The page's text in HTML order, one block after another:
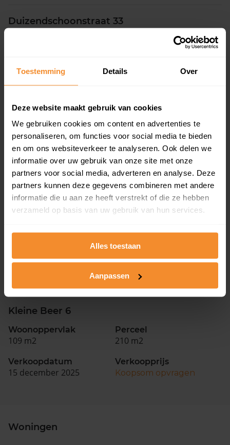
Toestemming Details Over
Deze website maakt gebruik van cookies
We gebruiken cookies om content en advertenties te
personaliseren, om functies voor social media te bieden
en om ons websiteverkeer te analyseren. Ook delen we
informatie over uw gebruik van onze site met onze
partners voor social media, adverteren en analyse. Deze
partners kunnen deze gegevens combineren met andere
informatie die u aan ze heeft verstrekt of die ze hebben
verzameld op basis van uw gebruik van hun services.
Alles toestaan
Aanpassen
Duizendschoonstraat 33
Verkoopdatum
30 juni 2026
Verkoopprijs
Woonoppervlak
155 m2
Perceel
253 m2
Verkoopdatum
29 juni 2026
Verkoopprijs
Koopsom opvragen
De Rietgans 111
Woonoppervlak Perceel
150 m2
Verkoopdatum
Verkoopprijs
Koopsom opvragen
Kleine Beer 6
Woonoppervlak
109 m2
Perceel
210 m2
Verkoopdatum
15 december 2025
Verkoopprijs
Koopsom opvragen
Woningen